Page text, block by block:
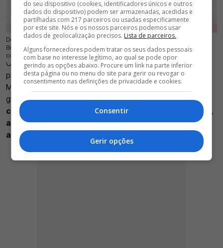
Dedic, Tomás Araújo e Jhon Durán estiveram presentes no último treino do
Benfica, mas o avançado colombiano ainda não está inscrito para duelar
com o St. Gallen
21 Jul 2026 | 17:30 | 0
O Benficarealizou mais uma sessão de treino de
preparação para os próximos compromissos oficiais e
Marco Silva contou com três novidades importantes no
grupo de trabalho.O destaque vai paraJhon Durán, que
cumpriu o primeiro treino com a camisola encarnada,
acompanhado por Amar Dedic e Tomás Araújo,
ambos de regresso após as férias
do seu dispositivo (cookies, identificadores únicos e outros
dados do dispositivo) podem ser armazenadas, acedidas e
partilhadas com 217 parceiros ou usadas especificamente
por este site. Nós e os nossos parceiros podemos usar
dados de geolocalização precisos. Lista de parceiros.
Alguns fornecedores podem tratar os seus dados pessoais
com base no interesse legítimo, ao qual se pode opor
gerindo as opções abaixo. Procure um link na parte inferior
desta página ou no menu do site para gerir ou revogar o
consentimento nas definições de privacidade e cookies.
Consentir
Gerir opções